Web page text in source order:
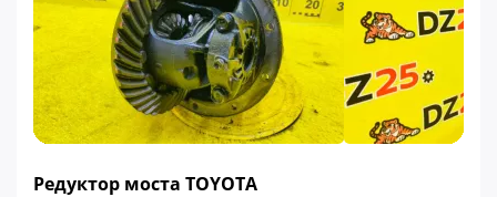
Редуктор моста TOYOTA